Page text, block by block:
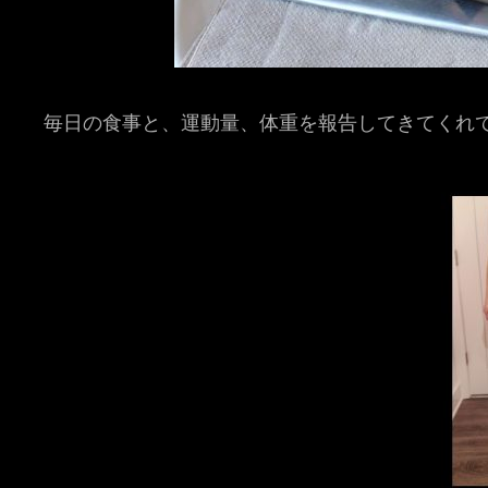
毎日の食事と、運動量、体重を報告してきてくれ